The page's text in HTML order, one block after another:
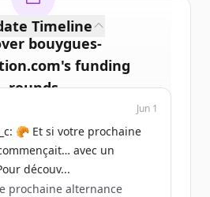
bouygues-
's funding
rounds
to view all
funding
construction.com
include trial credits to
started.
Timeline
Jun 1
🥐 Et si votre prochaine
avec un
découv...
prochaine alternance